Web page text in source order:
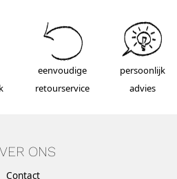
eenvoudige
retourservice
persoonlijk
advies
ONS
Contact